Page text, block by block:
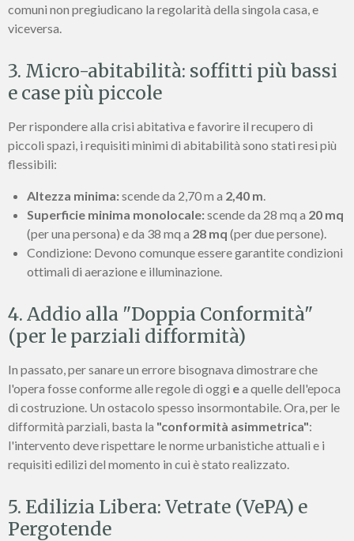
comuni non pregiudicano la regolarità della singola casa, e
viceversa.
3. Micro-abitabilità: soffitti più bassi
e case più piccole
Per rispondere alla crisi abitativa e favorire il recupero di
piccoli spazi, i requisiti minimi di abitabilità sono stati resi più
flessibili:
Altezza minima:scende da 2,70 m a 2,40 m.
Superficie minima monolocale:scende da 28 mq a 20 mq
(per una persona) e da 38 mq a 28 mq (per due persone).
Condizione: Devono comunque essere garantite condizioni
ottimali di aerazione e illuminazione.
4. Addio alla "Doppia Conformità"
(per le parziali difformità)
In passato, per sanare un errore bisognava dimostrare che
l'opera fosse conforme alle regole di oggi ea quelle dell'epoca
di costruzione. Un ostacolo spesso insormontabile. Ora, per le
difformità parziali, basta la "conformità asimmetrica":
l'intervento deve rispettare le norme urbanistiche attuali e i
requisiti edilizi del momento in cui è stato realizzato.
5. Edilizia Libera: Vetrate (VePA) e
Pergotende